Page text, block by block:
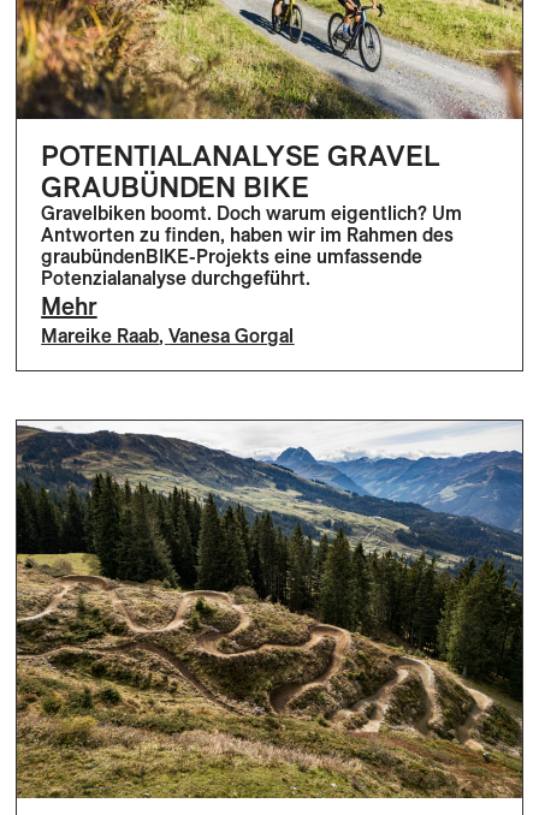
POTENTIALANALYSE GRAVEL
GRAUBÜNDEN BIKE
Gravelbiken boomt. Doch warum eigentlich? Um
Antworten zu finden, haben wir im Rahmen des
graubündenBIKE-Projekts eine umfassende
Potenzialanalyse durchgeführt.
Mehr
Mareike Raab,Vanesa Gorgal